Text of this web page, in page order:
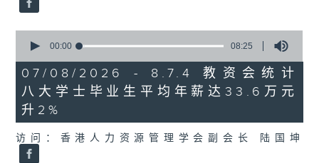
seconds
8
minutes,
25
seconds
00:00 08:25
07/08/2026 - 8.7.4 教资会统计
八大学士毕业生平均年薪达33.6万元
升2%
访问：香港人力资源管理学会副会长 陆国坤